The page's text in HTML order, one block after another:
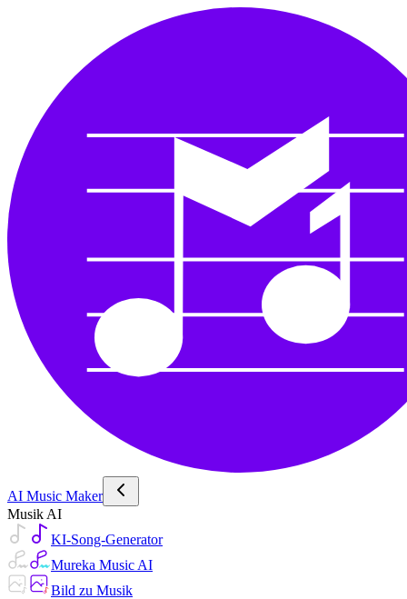
AI Music Maker
Musik AI
KI-Song-Generator
Mureka Music AI
Bild zu Musik